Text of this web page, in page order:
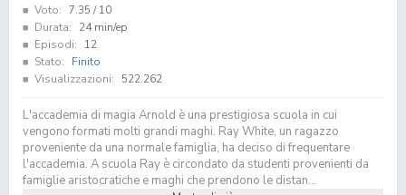
Voto: 7.35 / 10
Durata:
24 min/ep
Episodi:
12
Stato:
Finito
Visualizzazioni:
522.262
L'accademia di magia Arnold è una prestigiosa scuola in cui
vengono formati molti grandi maghi. Ray White, un ragazzo
proveniente da una normale famiglia, ha deciso di frequentare
l'accademia. A scuola Ray è circondato da studenti provenienti da
famiglie aristocratiche e maghi che prendono le distan...